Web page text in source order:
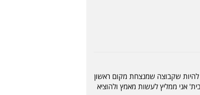
להיות שקבוצה שמנצחת מקום ראשון
אני ממליץ לעשות מאמץ ולהוציא